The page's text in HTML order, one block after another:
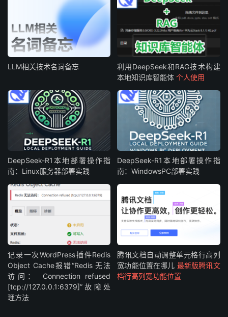
LLM相关技术名词备忘
利用DeepSeek和RAG技术构建
本地知识库智能体个人使用
DeepSeek-R1本地部署操作指
南：Linux服务器部署实践
DeepSeek-R1本地部署操作指
南：WindowsPC部署实践
记录一次WordPress插件Redis
Object Cache报错“Redis 无法
访问： Connection refused
[tcp://127.0.0.1:6379]”故障处
理方法
腾讯文档自动调整单元格行高列
宽功能位置在哪儿 最新版腾讯文
档行高列宽功能位置